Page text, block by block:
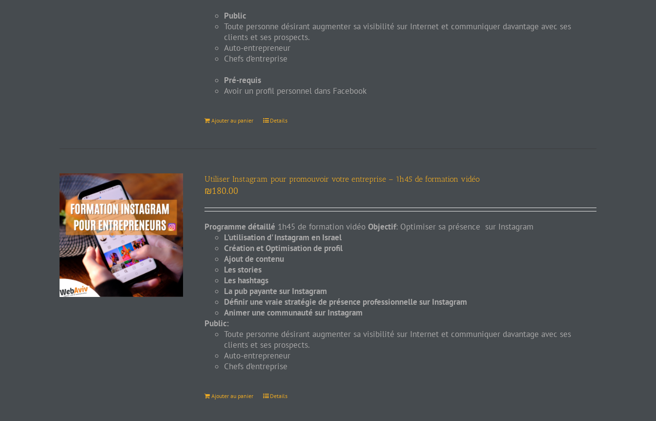
Public
Toute personne désirant augmenter sa visibilité sur Internet et communiquer davantage avec ses
clients et ses prospects.
Auto-entrepreneur
Chefs d’entreprise
Pré-requis
Avoir un profil personnel dans Facebook
Ajouter au panier Details
Utiliser Instagram pour promouvoir votre entreprise – 1h45 de formation vidéo
₪180.00
Programme détaillé 1h45 de formation vidéo Objectif: Optimiser sa présence sur Instagram
L'utilisation d' Instagram en Israel
Création et Optimisation de profil
Ajout de contenu
Les stories
Les hashtags
La pub payante sur Instagram
Définir une vraie stratégie de présence professionnelle sur Instagram
Animer une communauté sur Instagram
Public:
Toute personne désirant augmenter sa visibilité sur Internet et communiquer davantage avec ses
clients et ses prospects.
Auto-entrepreneur
Chefs d’entreprise
Ajouter au panier Details